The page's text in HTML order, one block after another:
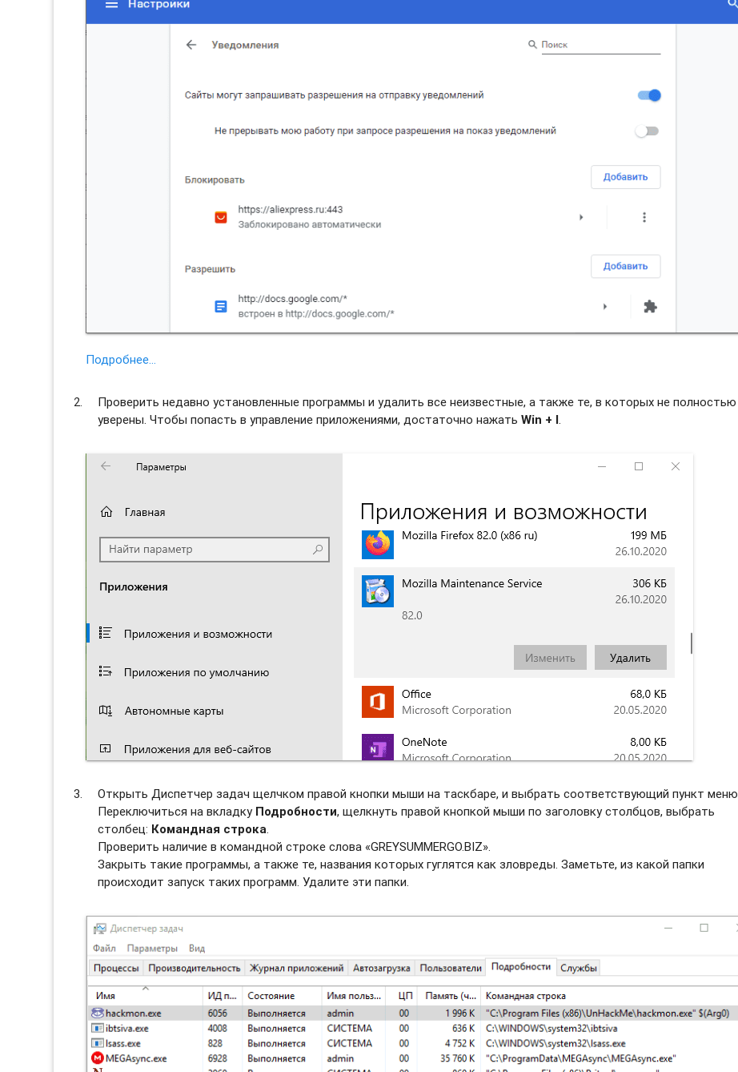
Подробнее…
Проверить недавно установленные программы и удалить все неизвестные, а также те, в которых не полностью
уверены. Чтобы попасть в управление приложениями, достаточно нажатьWin + I
Открыть Диспетчер задач щелчком правой кнопки мыши на таскбаре, и выбрать соотвeтствующий пункт меню.
Переключиться на вкладку Подробности, щелкнуть правой кнопкой мыши по заголовку столбцов, выбрать
столбец: Командная строка
Проверить наличие в командной строке слова «GREYSUMMERGO.BIZ».
Закрыть такие программы, а также те, названия которых гуглятся как зловреды. Заметьте, из какой папки
происходит запуск таких программ. Удалите эти папки.